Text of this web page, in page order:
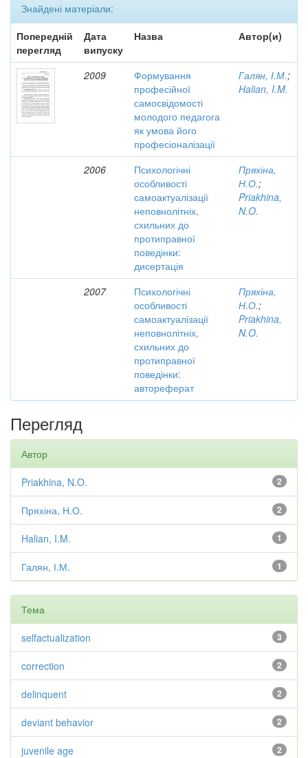
Знайдені матеріали:
Попередній
перегляд
Дата
випуску
Назва Автор(и)
2009
Формування
професійної
самосвідомості
молодого педагога
як умова його
професіоналізації
Галян, І.М.;
Halian, I.M.
2006
Психологічні
особливості
самоактуалізації
неповнолітніх,
схильних до
протиправної
поведінки:
дисертація
Пряхіна,
Н.О.;
Priakhina,
N.O.
2007
Психологічні
особливості
самоактуалізації
неповнолітніх,
схильних до
протиправної
поведінки:
автореферат
Пряхіна,
Н.О.;
Priakhina,
N.O.
Перегляд
Автор
2
Priakhina, N.O.
2
Пряхіна, Н.О.
1
Halian, I.M.
1
Галян, І.М.
Тема
3
selfactualization
2
correction
2
delinquent
2
deviant behavior
2
juvenile age